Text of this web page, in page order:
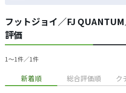
フットジョイ／FJ
評価
1〜1件／1件
新着順 総合評価順 ク